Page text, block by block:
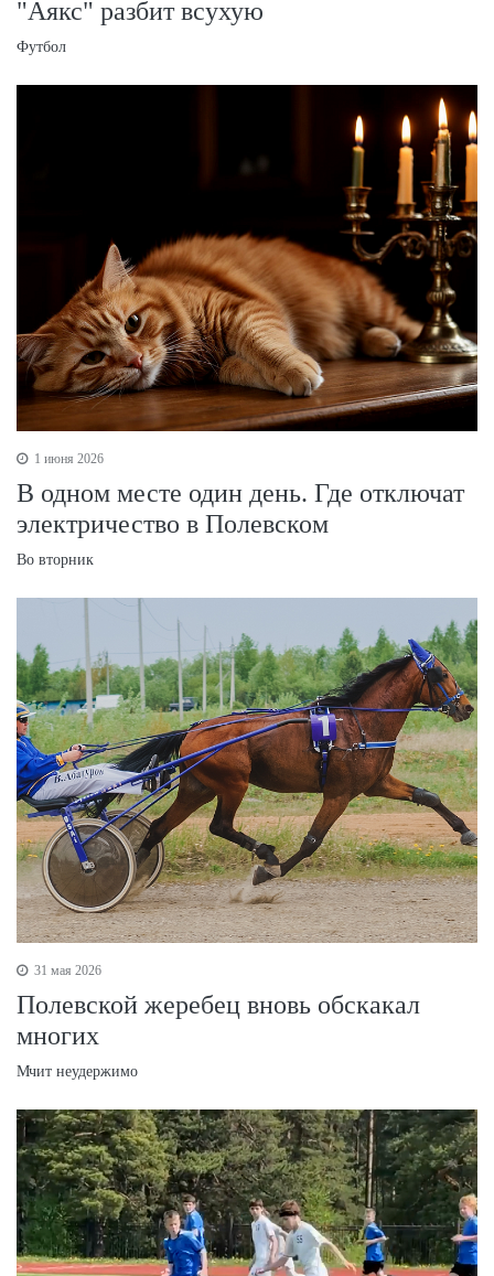
"Аякс" разбит всухую
Футбол
1 июня 2026
В одном месте один день. Где отключат
электричество в Полевском
Во вторник
31 мая 2026
Полевской жеребец вновь обскакал
многих
Мчит неудержимо